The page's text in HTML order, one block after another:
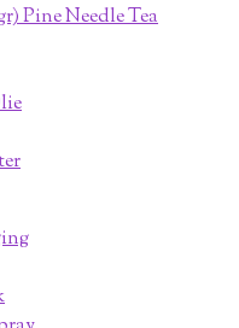
Pine Needle Tea